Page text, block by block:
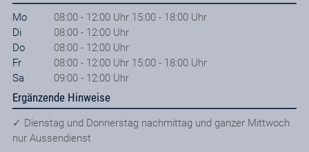
Mo
08:00 - 12:00 Uhr 15:00 - 18:00 Uhr
Di
08:00 - 12:00 Uhr
Do
08:00 - 12:00 Uhr
Fr
08:00 - 12:00 Uhr 15:00 - 18:00 Uhr
Sa
09:00 - 12:00 Uhr
Ergänzende Hinweise
✓ Dienstag und Donnerstag nachmittag und ganzer Mittwoch
nur Aussendienst